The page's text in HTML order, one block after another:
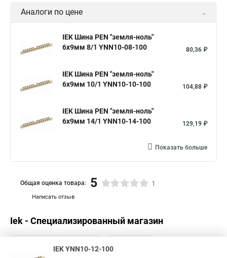
Аналоги по цене
IEK Шина PEN "земля-ноль"
6х9мм 8/1 YNN10-08-100
80,36 ₽
IEK Шина PEN "земля-ноль"
6х9мм 10/1 YNN10-10-100
104,88 ₽
IEK Шина PEN "земля-ноль"
6х9мм 14/1 YNN10-14-100
129,19 ₽
Показать больше
Написать отзыв
Общая оценка товара: 5 1
Iek - Специализированный магазин
IEK YNN10-12-100